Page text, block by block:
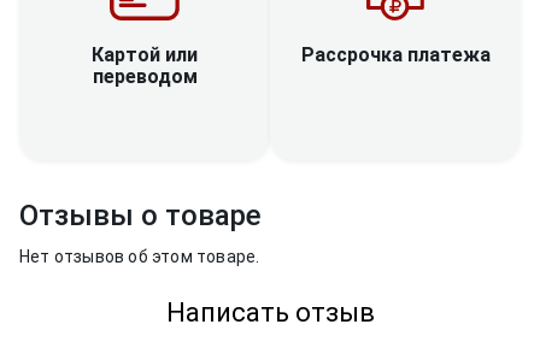
Картой или
переводом
Рассрочка платежа
Отзывы о товаре
Нет отзывов об этом товаре.
Написать отзыв